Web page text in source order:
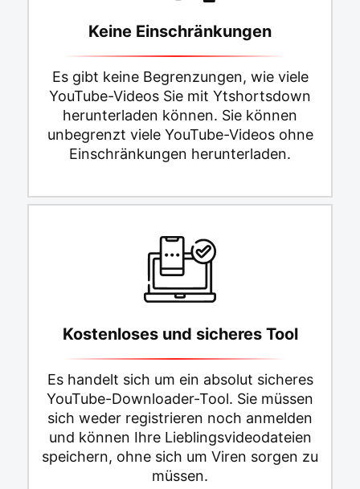
Keine Einschränkungen
Es gibt keine Begrenzungen, wie viele
YouTube-Videos Sie mit Ytshortsdown
herunterladen können. Sie können
unbegrenzt viele YouTube-Videos ohne
Einschränkungen herunterladen.
Kostenloses und sicheres Tool
Es handelt sich um ein absolut sicheres
YouTube-Downloader-Tool. Sie müssen
sich weder registrieren noch anmelden
und können Ihre Lieblingsvideodateien
speichern, ohne sich um Viren sorgen zu
müssen.